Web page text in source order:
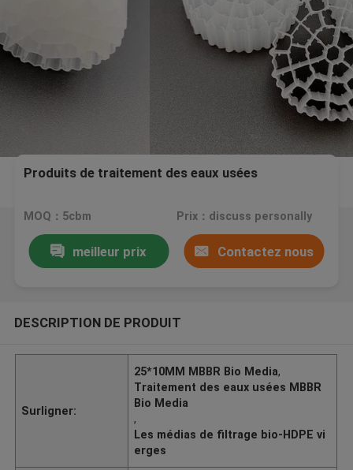
Produits de traitement des eaux usées
MOQ：5cbm Prix：discuss personally
meilleur prix Contactez nous
DESCRIPTION DE PRODUIT
Surligner:
25*10MM MBBR Bio Media,
Traitement des eaux usées MBBR
Bio Media
,
Les médias de filtrage bio-HDPE vi
erges